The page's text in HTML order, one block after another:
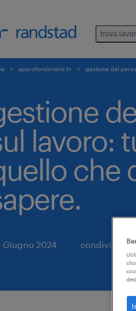
trova
approfondimenti hr gestione del
lavoro:
che
Giugno 2024 condividi sui